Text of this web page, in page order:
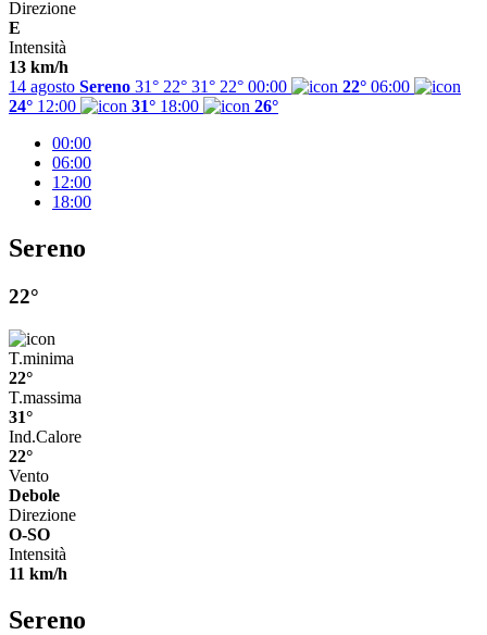
Direzione
E
Intensità
13 km/h
14 agosto Sereno 31° 22° 31° 22° 00:00 22° 06:00
24° 12:00 31° 18:00
26°
00:00
06:00
12:00
18:00
Sereno
22°
T.minima
22°
T.massima
31°
Ind.Calore
22°
Vento
Debole
Direzione
O-SO
Intensità
11 km/h
Sereno